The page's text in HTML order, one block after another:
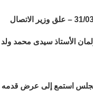
نواكشوط ،31/03/2014 – علق وزير الاتصال
الأستاذ سيدى محمد
استمع إلى عرض قدمه